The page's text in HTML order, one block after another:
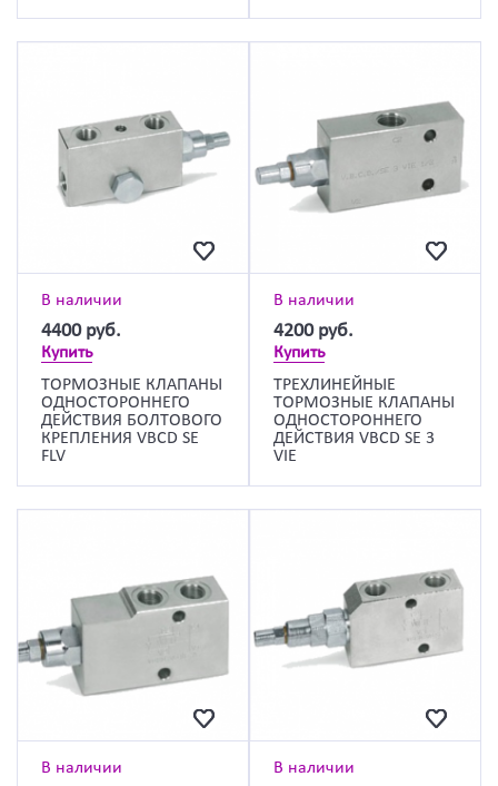
В наличии
4400 руб.
Купить
ТОРМОЗНЫЕ КЛАПАНЫ
ОДНОСТОРОННЕГО
ДЕЙСТВИЯ БОЛТОВОГО
КРЕПЛЕНИЯ VBCD SE
FLV
В наличии
4200 руб.
Купить
ТРЕХЛИНЕЙНЫЕ
ТОРМОЗНЫЕ КЛАПАНЫ
ОДНОСТОРОННЕГО
ДЕЙСТВИЯ VBCD SE 3
VIE
В наличии В наличии